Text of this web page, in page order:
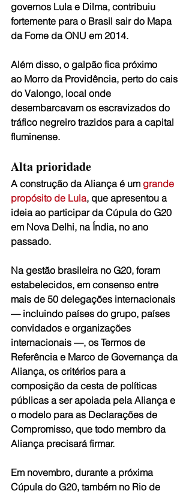
governos Lula e Dilma, contribuiu
fortemente para o Brasil sair do Mapa
da Fome da ONU em 2014.
Além disso, o galpão fica próximo
ao Morro da Providência, perto do cais
do Valongo, local onde
desembarcavam os escravizados do
tráfico negreiro trazidos para a capital
fluminense.
Alta prioridade
A construção da Aliança é um grande
propósito de Lula, que apresentou a
ideia ao participar da Cúpula do G20
em Nova Delhi, na Índia, no ano
passado.
Na gestão brasileira no G20, foram
estabelecidos, em consenso entre
mais de 50 delegações internacionais
— incluindo países do grupo, países
convidados e organizações
internacionais —, os Termos de
Referência e Marco de Governança da
Aliança, os critérios para a
composição da cesta de políticas
públicas a ser apoiada pela Aliança e
o modelo para as Declarações de
Compromisso, que todo membro da
Aliança precisará firmar.
Em novembro, durante a próxima
Cúpula do G20, também no Rio de